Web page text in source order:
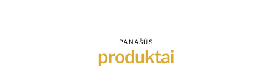
PANAŠŪS
produktai